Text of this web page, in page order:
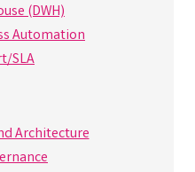
(DWH)
Automation
SLA
Architecture